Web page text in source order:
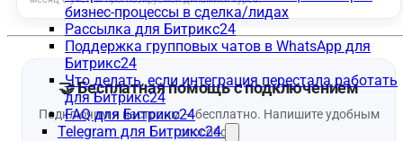
бизнес-процессы в сделка/лидах
Рассылка для Битрикс24
Поддержка групповых чатов в WhatsApp для
Битрикс24
Что делать, если интеграция перестала работать
для Битрикс24
FAQ для Битрикс24
Telegram для Битрикс24